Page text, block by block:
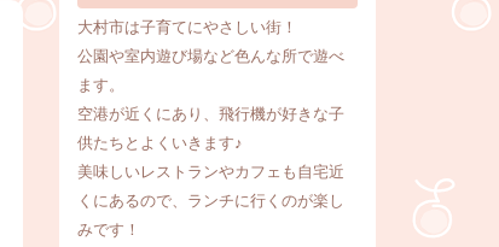
大村市は子育てにやさしい街！
公園や室内遊び場など色んな所で遊べ
ます。
空港が近くにあり、飛行機が好きな子
供たちとよくいきます♪
美味しいレストランやカフェも自宅近
くにあるので、ランチに行くのが楽し
みです！